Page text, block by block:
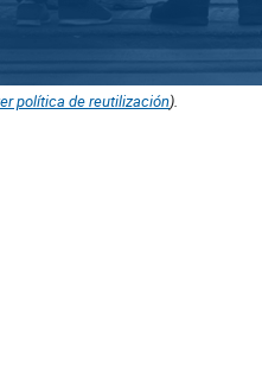
política de reutilización).